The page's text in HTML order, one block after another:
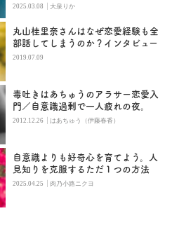
2025.03.08 |大泉りか
丸山桂里奈さんはなぜ恋愛経験も全
部話してしまうのか？インタビュー
2019.07.09
毒吐きはあちゅうのアラサー恋愛入
門／自意識過剰で一人疲れの夜。
2012.12.26 |はあちゅう（伊藤春香）
自意識よりも好奇心を育てよう。人
見知りを克服するただ１つの方法
2025.04.25 |肉乃小路ニクヨ